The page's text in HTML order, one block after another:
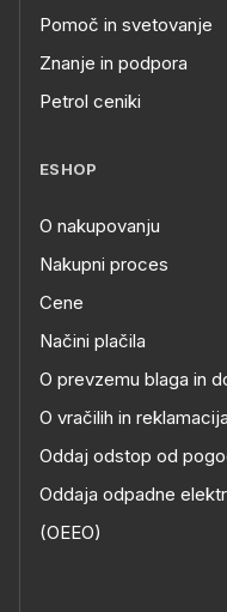
Pomoč in svetovanje
Znanje in podpora
Petrol ceniki
ESHOP
O nakupovanju
Nakupni proces
Cene
Načini plačila
O prevzemu blaga in
O vračilih in
Oddaj odstop od
Oddaja odpadne
(OEEO)